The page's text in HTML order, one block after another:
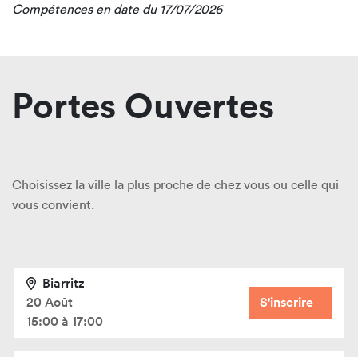
Compétences en date du 17/07/2026
Portes Ouvertes
Choisissez la ville la plus proche de chez vous ou celle qui
vous convient.
Biarritz
20 Août
15:00 à 17:00
S'inscrire